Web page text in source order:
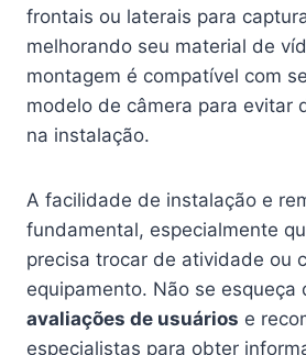
frontais ou laterais para
melhorando seu material de
montagem é compatível com
modelo de câmera para evitar
na instalação.
A facilidade de instalação e
fundamental, especialmente
precisa trocar de atividade ou
equipamento. Não se esqueça
avaliações de usuários e
especialistas para obter